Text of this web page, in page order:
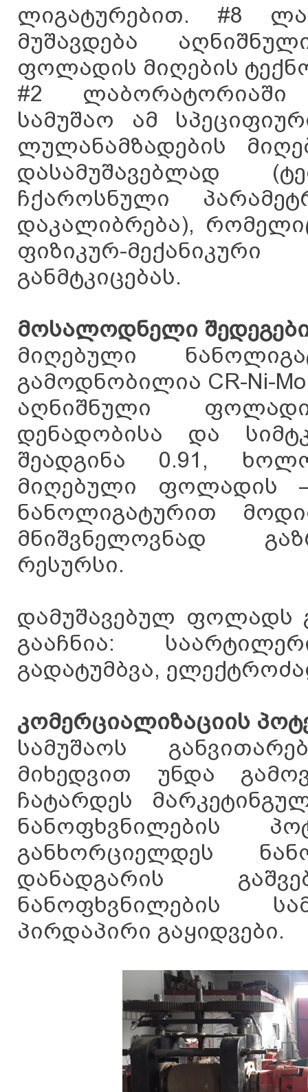
ლიგატურებით. #8
მუშავდება
ფოლადის მიღების
#2 ლაბორატორიაში
სამუშაო ამ
ლულანამზადების
დასამუშავებლად
ჩქაროსნული
დაკალიბრება),
ფიზიკურ-
განმტკიცებას.
მოსალოდნელი
მიღებული
გამოდნობილია CR-Ni-
აღნიშნული
დენადობისა და
შეადგინა 0.91,
მიღებული ფოლადის
ნანოლიგატურით
მნიშვნელოვნად
რესურსი.
დამუშავებულ ფოლადს
გააჩნია:
გადატუმბვა,
კომერციალიზაციის
სამუშაოს
მიხედვით უნდა
ჩატარდეს
ნანოფხვნილების
განხორციელდეს
დანადგარის
ნანოფხვნილების
პირდაპირი გაყიდვები.